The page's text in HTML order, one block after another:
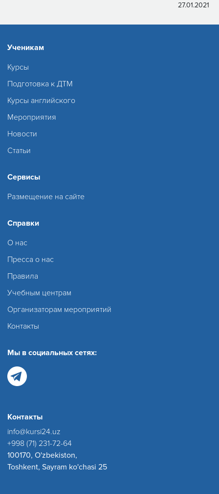
27.01.2021
Ученикам
Курсы
Подготовка к ДТМ
Курсы английского
Мероприятия
Новости
Статьи
Сервисы
Размещение на сайте
Справки
О нас
Пресса о нас
Правила
Учебным центрам
Организаторам мероприятий
Контакты
Мы в социальных сетях:
Контакты
info@kursi24.uz
+998 (71) 231-72-64
100170, O'zbekiston,
Toshkent, Sayram ko'chasi 25